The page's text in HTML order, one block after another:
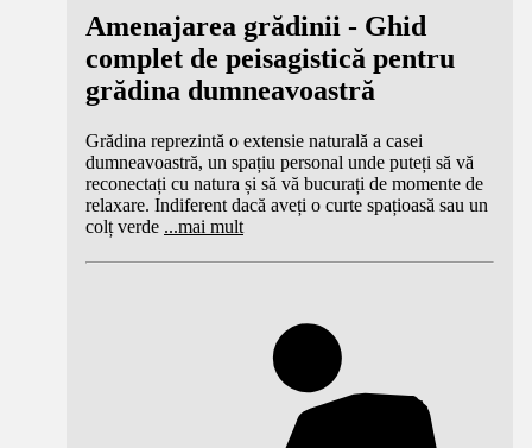
Amenajarea grădinii - Ghid
complet de peisagistică pentru
grădina dumneavoastră
Grădina reprezintă o extensie naturală a casei
dumneavoastră, un spațiu personal unde puteți să vă
reconectați cu natura și să vă bucurați de momente de
relaxare. Indiferent dacă aveți o curte spațioasă sau un
colț verde ...mai mult